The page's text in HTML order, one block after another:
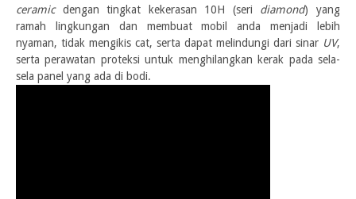
ceramic dengan tingkat kekerasan 10H (seri diamond) yang
ramah lingkungan dan membuat mobil anda menjadi lebih
nyaman, tidak mengikis cat, serta dapat melindungi dari sinar UV,
serta perawatan proteksi untuk menghilangkan kerak pada sela-
sela panel yang ada di bodi.